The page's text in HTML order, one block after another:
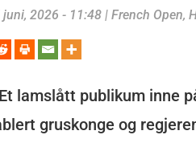
juni, 2026 - 11:48 | French Open,
lamslått publikum inne
gruskonge og